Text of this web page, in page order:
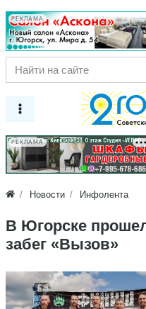
РЕКЛАМА
РЕКЛАМА
Новости Инфолента
В Югорске
забег «Вызов»